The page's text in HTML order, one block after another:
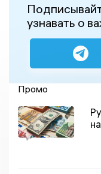
узнавать о
Промо